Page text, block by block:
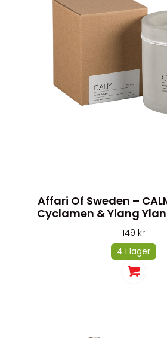
Affari Of Sweden –
Cyclamen & Ylang
149 kr
4 i lager